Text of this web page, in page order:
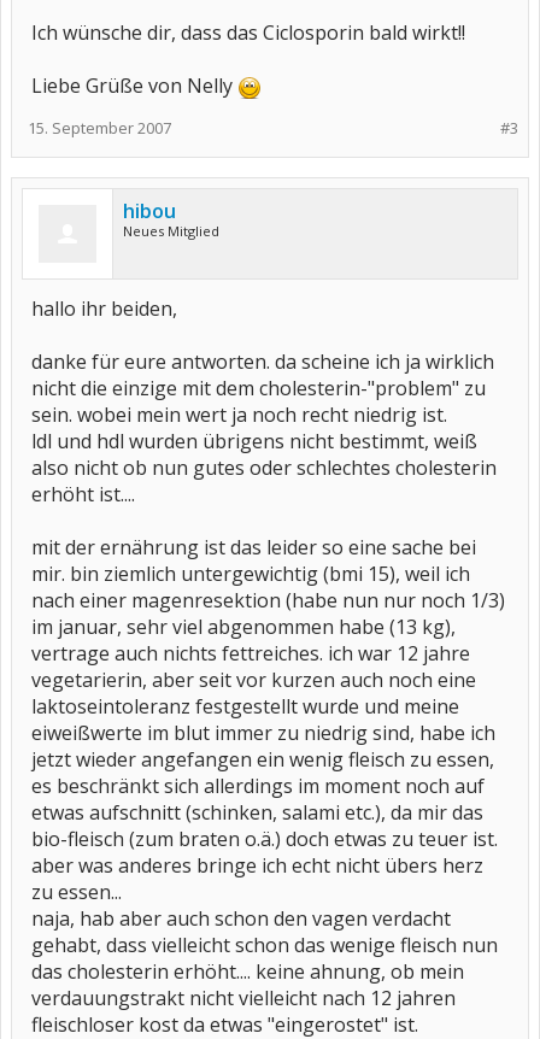
Ich wünsche dir, dass das Ciclosporin bald wirkt!!
Liebe Grüße von Nelly
#3
15. September 2007
hibou
Neues Mitglied
hallo ihr beiden,
danke für eure antworten. da scheine ich ja wirklich
nicht die einzige mit dem cholesterin-"problem" zu
sein. wobei mein wert ja noch recht niedrig ist.
ldl und hdl wurden übrigens nicht bestimmt, weiß
also nicht ob nun gutes oder schlechtes cholesterin
erhöht ist....
mit der ernährung ist das leider so eine sache bei
mir. bin ziemlich untergewichtig (bmi 15), weil ich
nach einer magenresektion (habe nun nur noch 1/3)
im januar, sehr viel abgenommen habe (13 kg),
vertrage auch nichts fettreiches. ich war 12 jahre
vegetarierin, aber seit vor kurzen auch noch eine
laktoseintoleranz festgestellt wurde und meine
eiweißwerte im blut immer zu niedrig sind, habe ich
jetzt wieder angefangen ein wenig fleisch zu essen,
es beschränkt sich allerdings im moment noch auf
etwas aufschnitt (schinken, salami etc.), da mir das
bio-fleisch (zum braten o.ä.) doch etwas zu teuer ist.
aber was anderes bringe ich echt nicht übers herz
zu essen...
naja, hab aber auch schon den vagen verdacht
gehabt, dass vielleicht schon das wenige fleisch nun
das cholesterin erhöht.... keine ahnung, ob mein
verdauungstrakt nicht vielleicht nach 12 jahren
fleischloser kost da etwas "eingerostet" ist.